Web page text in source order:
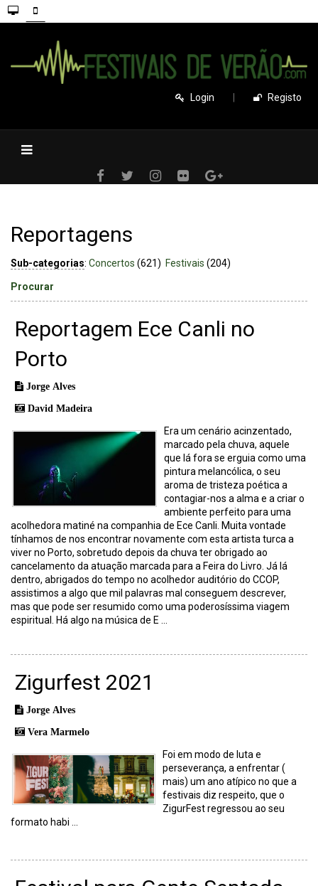
Login Registo
Reportagens
Sub-categorias: Concertos (621) Festivais (204)
Procurar
Reportagem Ece Canli no
Porto
Jorge Alves
David Madeira
Era um cenário acinzentado,
marcado pela chuva, aquele
que lá fora se erguia como uma
pintura melancólica, o seu
aroma de tristeza poética a
contagiar-nos a alma e a criar o
ambiente perfeito para uma
acolhedora matiné na companhia de Ece Canli. Muita vontade
tínhamos de nos encontrar novamente com esta artista turca a
viver no Porto, sobretudo depois da chuva ter obrigado ao
cancelamento da atuação marcada para a Feira do Livro. Já lá
dentro, abrigados do tempo no acolhedor auditório do CCOP,
assistimos a algo que mil palavras mal conseguem descrever,
mas que pode ser resumido como uma poderosíssima viagem
espiritual. Há algo na música de E ...
Zigurfest 2021
Jorge Alves
Vera Marmelo
Foi em modo de luta e
perseverança, a enfrentar (
mais) um ano atípico no que a
festivais diz respeito, que o
ZigurFest regressou ao seu
formato habi ...